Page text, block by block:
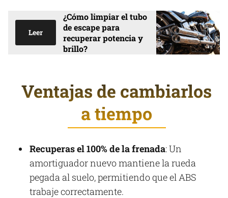
Leer
¿Cómo limpiar el tubo
de escape para
recuperar potencia y
brillo?
Ventajas de cambiarlos
a tiempo
Recuperas el 100% de la frenada: Un
amortiguador nuevo mantiene la rueda
pegada al suelo, permitiendo que el ABS
trabaje correctamente.